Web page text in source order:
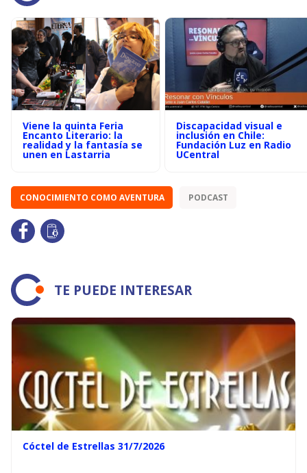
Viene la quinta Feria
Encanto Literario: la
realidad y la fantasía se
unen en Lastarria
Discapacidad visual e
inclusión en Chile:
Fundación Luz en Radio
UCentral
CONOCIMIENTO COMO AVENTURA PODCAST
TE PUEDE INTERESAR
Cóctel de Estrellas 31/7/2026